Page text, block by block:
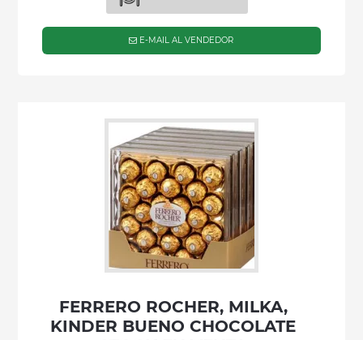
E-MAIL AL VENDEDOR
FERRERO ROCHER, MILKA,
KINDER BUENO CHOCOLATE